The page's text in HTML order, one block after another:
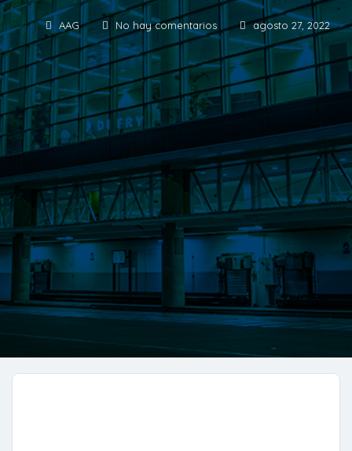
AAG No hay comentarios agosto 27, 2022